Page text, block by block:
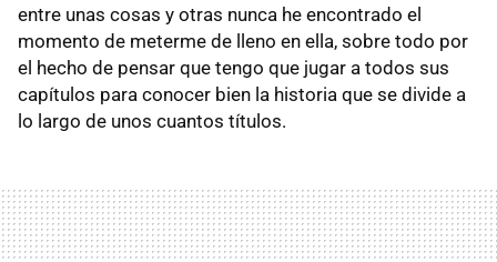
entre unas cosas y otras nunca he encontrado el
momento de meterme de lleno en ella, sobre todo por
el hecho de pensar que tengo que jugar a todos sus
capítulos para conocer bien la historia que se divide a
lo largo de unos cuantos títulos.